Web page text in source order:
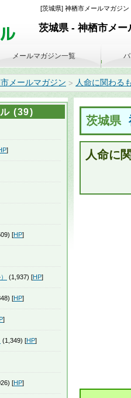
[茨城県] 神栖市メールマガジ
茨城県 - 神栖市メー
メールマガジン > 人命に関わる
茨城県
人命に
メールマガジン一覧
(39)
]
[HP]
(1,937) [HP]
[HP]
]
(1,349) [HP]
[HP]